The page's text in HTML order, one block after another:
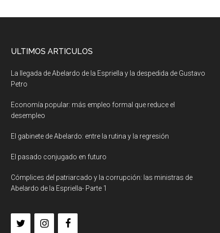
ULTIMOS ARTICULOS
La llegada de Abelardo de la Espriella y la despedida de Gustavo
Petro
Economía popular: más empleo formal que reduce el
desempleo
El gabinete de Abelardo: entre la rutina y la regresión
El pasado conjugado en futuro
Cómplices del patriarcado y la corrupción: las ministras de
Abelardo de la Espriella- Parte 1